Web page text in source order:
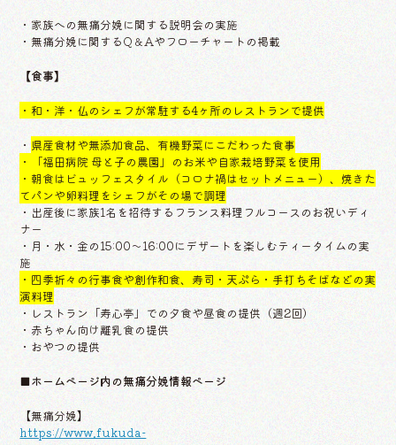
・家族への無痛分娩に関する説明会の実施
・無痛分娩に関するQ＆Aやフローチャートの掲載
【食事】
・和・洋・仏のシェフが常駐する4ヶ所のレストランで提供
・ 県産食材や無添加食品、有機野菜にこだわった食事
・「福田病院 母と子の農園」のお米や自家栽培野菜を使用
・朝食はビュッフェスタイル（コロナ禍はセットメニュー）、焼きた
てパンや卵料理をシェフがその場で調理
・出産後に家族1名を招待するフランス料理フルコースのお祝いディ
ナー
・月・水・金の15:00～16:00にデザートを楽しむティータイムの実
施
・四季折々の行事食や創作和食、寿司・天ぷら・手打ちそばなどの実
演料理
・レストラン「寿心亭」での夕食や昼食の提供（週2回）
・赤ちゃん向け離乳食の提供
・おやつの提供
■ホームページ内の無痛分娩情報ページ
【無痛分娩】
https://www.fukuda-